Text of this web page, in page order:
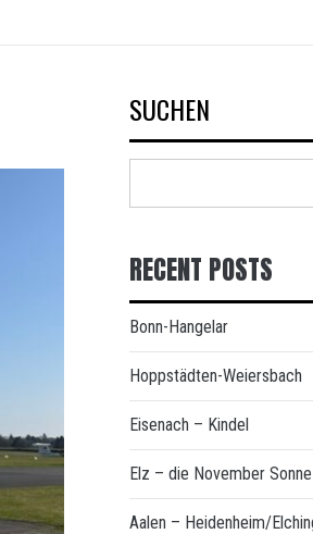
SUCHEN
RECENT POSTS
Bonn-Hangelar
Hoppstädten-Weiersbach
Eisenach – Kindel
Elz – die November
Aalen – Heidenheim/